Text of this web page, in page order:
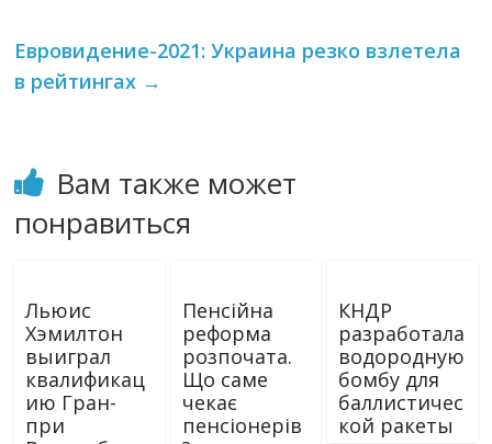
Евровидение-2021: Украина резко взлетела
в рейтингах →
Вам также может
понравиться
Льюис
Хэмилтон
выиграл
квалификац
ию Гран-
при
Пенсійна
реформа
розпочата.
Що саме
чекає
пенсіонерів
КНДР
разработала
водородную
бомбу для
баллистичес
кой ракеты